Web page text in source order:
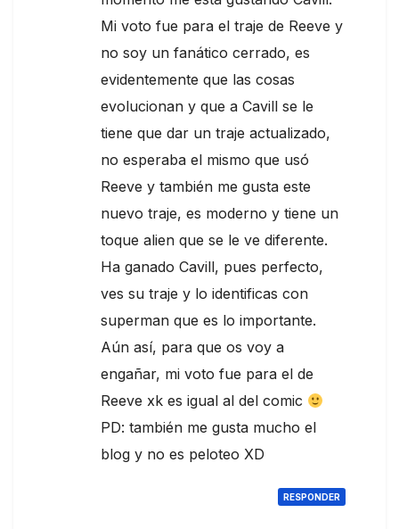
Mi voto fue para el traje de Reeve y
no soy un fanático cerrado, es
evidentemente que las cosas
evolucionan y que a Cavill se le
tiene que dar un traje actualizado,
no esperaba el mismo que usó
Reeve y también me gusta este
nuevo traje, es moderno y tiene un
toque alien que se le ve diferente.
Ha ganado Cavill, pues perfecto,
ves su traje y lo identificas con
superman que es lo importante.
Aún así, para que os voy a
engañar, mi voto fue para el de
Reeve xk es igual al del comic
PD: también me gusta mucho el
blog y no es peloteo XD
RESPONDER